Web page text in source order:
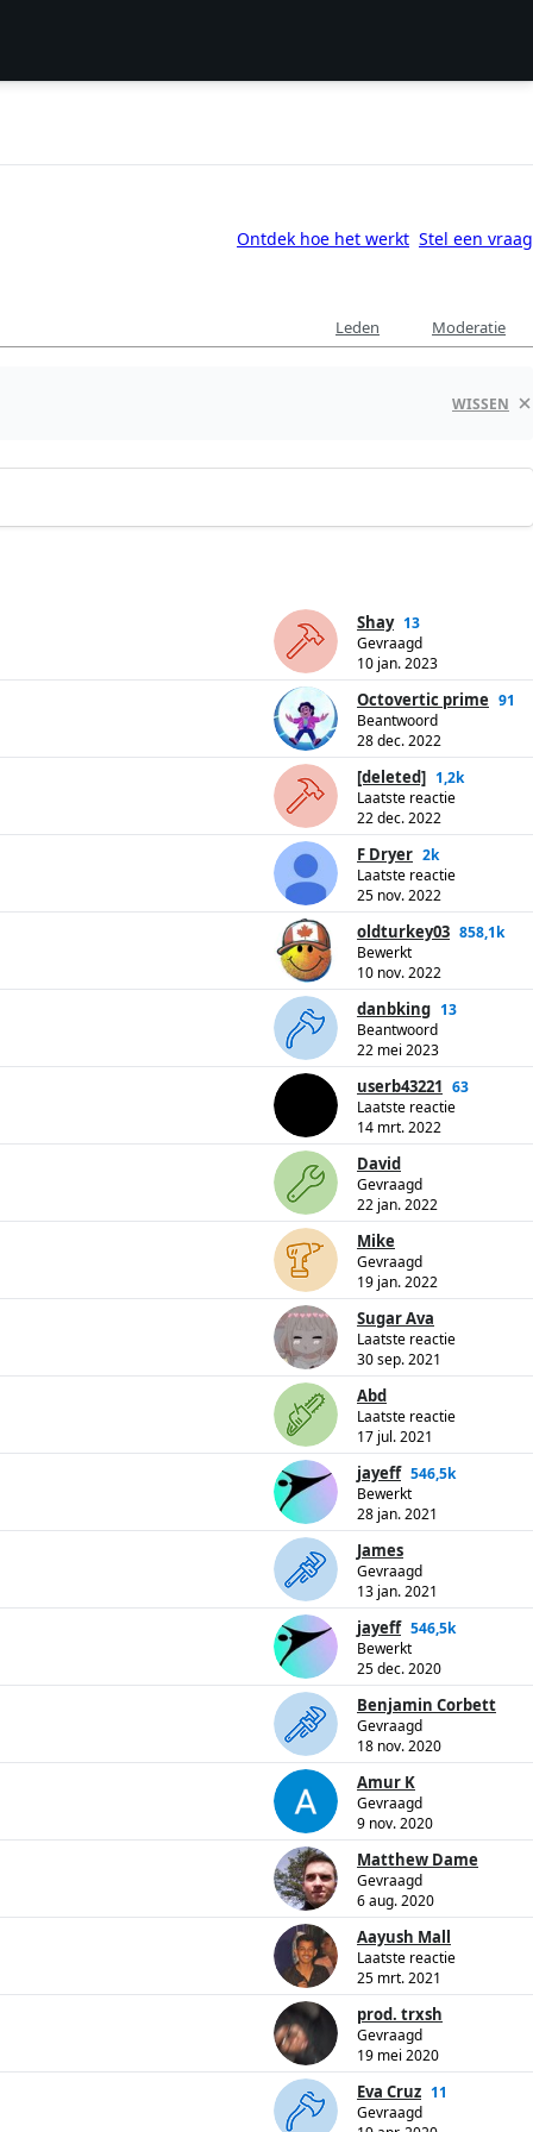
Ontdek hoe het werkt Stel een vraag
Leden Moderatie
WISSEN
Shay 13
Gevraagd
10 jan. 2023
Octovertic prime 91
Beantwoord
28 dec. 2022
[deleted] 1,2k
Laatste reactie
22 dec. 2022
F Dryer 2k
Laatste reactie
25 nov. 2022
oldturkey03 858,1k
Bewerkt
10 nov. 2022
danbking 13
Beantwoord
22 mei 2023
userb43221 63
Laatste reactie
14 mrt. 2022
David
Gevraagd
22 jan. 2022
Mike
Gevraagd
19 jan. 2022
Sugar Ava
Laatste reactie
30 sep. 2021
Abd
Laatste reactie
17 jul. 2021
jayeff 546,5k
Bewerkt
28 jan. 2021
James
Gevraagd
13 jan. 2021
jayeff 546,5k
Bewerkt
25 dec. 2020
Benjamin Corbett
Gevraagd
18 nov. 2020
Amur K
Gevraagd
9 nov. 2020
Matthew Dame
Gevraagd
6 aug. 2020
Aayush Mall
Laatste reactie
25 mrt. 2021
prod. trxsh
Gevraagd
19 mei 2020
Eva Cruz 11
Gevraagd